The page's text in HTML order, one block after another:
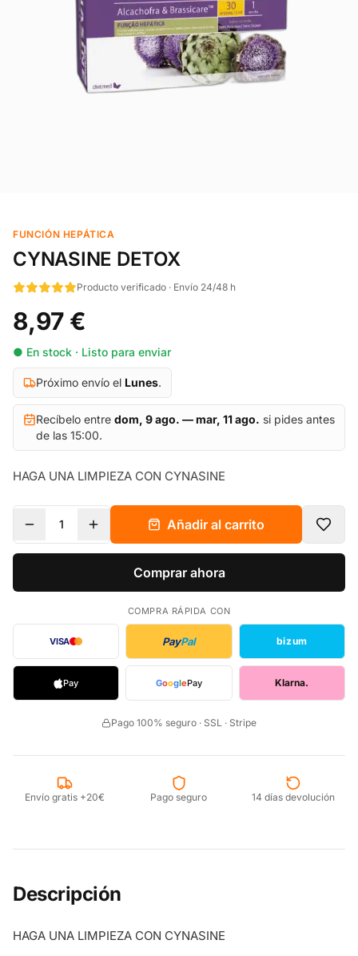
FUNCIÓN HEPÁTICA
CYNASINE DETOX
Producto verificado · Envío 24/48 h
8,97 €
● En stock · Listo para enviar
Próximo envío el Lunes.
Recíbelo entre dom, 9 ago. — mar, 11 ago. si pides antes
de las 15:00.
HAGA UNA LIMPIEZA CON CYNASINE
1 Añadir al carrito
Comprar ahora
COMPRA RÁPIDA CON
VISA PayPal bizum
Pay GooglePay Klarna.
Pago 100% seguro · SSL · Stripe
Envío gratis +20€ Pago seguro 14 días devolución
Descripción
HAGA UNA LIMPIEZA CON CYNASINE